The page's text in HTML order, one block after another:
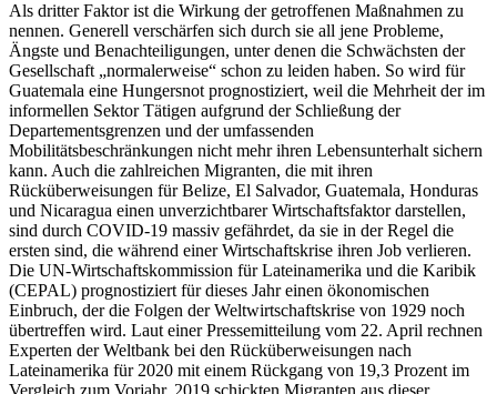
Als dritter Faktor ist die Wirkung der getroffenen Maßnahmen zu
nennen. Generell verschärfen sich durch sie all jene Probleme,
Ängste und Benachteiligungen, unter denen die Schwächsten der
Gesellschaft „normalerweise“ schon zu leiden haben. So wird für
Guatemala eine Hungersnot prognostiziert, weil die Mehrheit der im
informellen Sektor Tätigen aufgrund der Schließung der
Departementsgrenzen und der umfassenden
Mobilitätsbeschränkungen nicht mehr ihren Lebensunterhalt sichern
kann. Auch die zahlreichen Migranten, die mit ihren
Rücküberweisungen für Belize, El Salvador, Guatemala, Honduras
und Nicaragua einen unverzichtbarer Wirtschaftsfaktor darstellen,
sind durch COVID-19 massiv gefährdet, da sie in der Regel die
ersten sind, die während einer Wirtschaftskrise ihren Job verlieren.
Die UN-Wirtschaftskommission für Lateinamerika und die Karibik
(CEPAL) prognostiziert für dieses Jahr einen ökonomischen
Einbruch, der die Folgen der Weltwirtschaftskrise von 1929 noch
übertreffen wird. Laut einer Pressemitteilung vom 22. April rechnen
Experten der Weltbank bei den Rücküberweisungen nach
Lateinamerika für 2020 mit einem Rückgang von 19,3 Prozent im
Vergleich zum Vorjahr. 2019 schickten Migranten aus dieser